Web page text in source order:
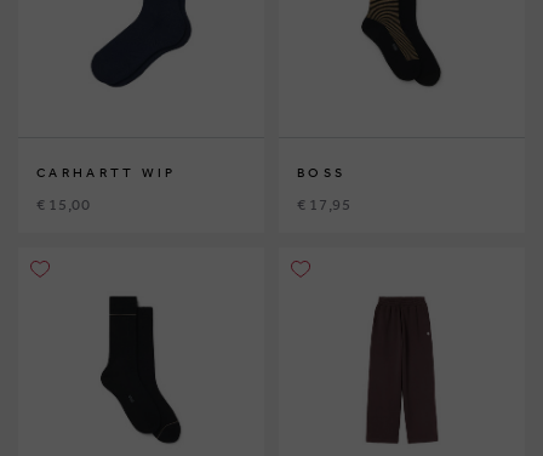
CARHARTT WIP
€ 15,00
BOSS
€ 17,95